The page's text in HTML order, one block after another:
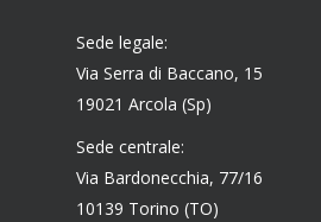
Sede legale:
Via Serra di Baccano, 15
19021 Arcola (Sp)
Sede centrale:
Via Bardonecchia, 77/16
10139 Torino (TO)